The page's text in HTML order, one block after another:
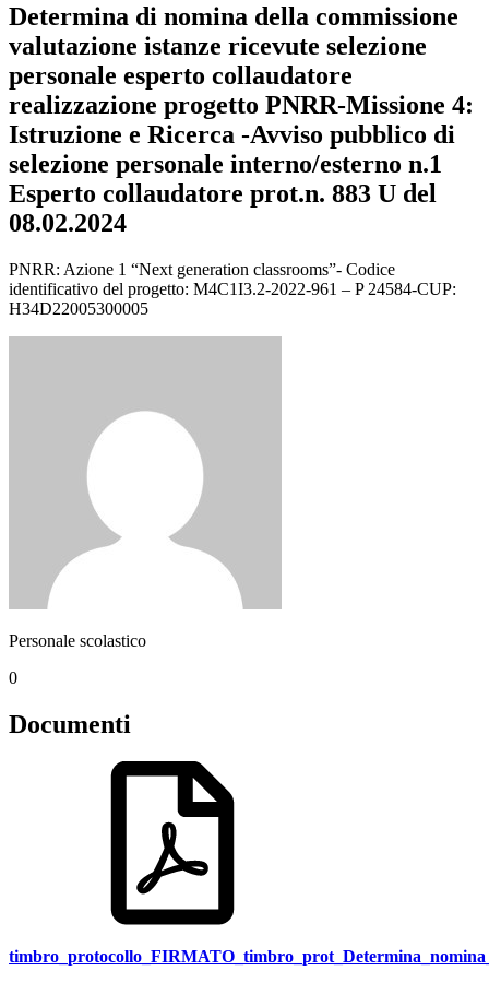
Determina di nomina della commissione
valutazione istanze ricevute selezione
personale esperto collaudatore
realizzazione progetto PNRR-Missione 4:
Istruzione e Ricerca -Avviso pubblico di
selezione personale interno/esterno n.1
Esperto collaudatore prot.n. 883 U del
08.02.2024
PNRR: Azione 1 “Next generation classrooms”- Codice
identificativo del progetto: M4C1I3.2-2022-961 – P 24584-CUP:
H34D22005300005
Personale scolastico
0
Documenti